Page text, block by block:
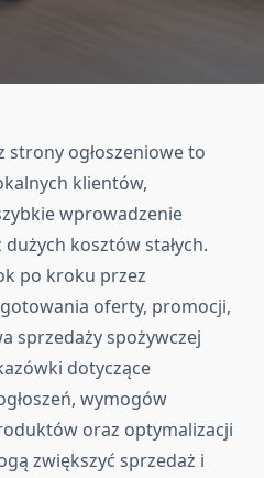
strony ogłoszeniowe to
klientów,
wprowadzenie
kosztów stałych.
po kroku przez
oferty, promocji,
sprzedaży spożywczej
dotyczące
wymogów
oraz optymalizacji
zwiększyć sprzedaż i